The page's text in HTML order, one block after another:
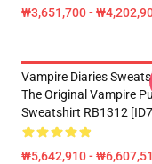
₩3,651,700 -
Vampire Diaries
The Original Vampire
Sweatshirt RB1312
₩5,642,910 -